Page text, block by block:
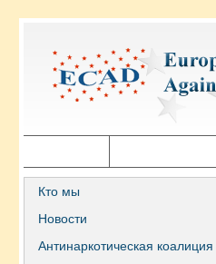
Кто мы
Новости
Антинаркотическая коалиция